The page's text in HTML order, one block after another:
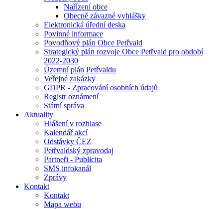
Nařízení obce
Obecně závazné vyhlášky
Elektronická úřední deska
Povinné informace
Povodňový plán Obce Petřvald
Strategický plán rozvoje Obce Petřvald pro období
2022-2030
Územní plán Petřvaldu
Veřejné zakázky
GDPR - Zpracování osobních údajů
Registr oznámení
Státní správa
Aktuality
Hlášení v rozhlase
Kalendář akcí
Odstávky ČEZ
Petřvaldský zpravodaj
Partneři - Publicita
SMS infokanál
Zprávy
Kontakt
Kontakt
Mapa webu